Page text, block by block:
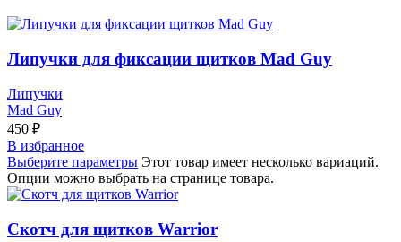
Липучки для фиксации щитков Mad Guy
Липучки
Mad Guy
450 ₽
В избранное
Выберите параметры Этот товар имеет несколько вариаций.
Опции можно выбрать на странице товара.
Скотч для щитков Warrior